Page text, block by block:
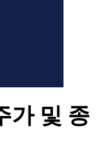
가 및 종